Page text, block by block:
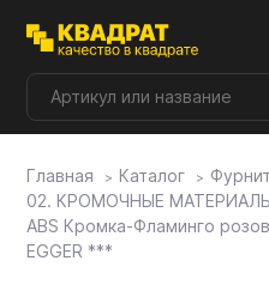
Плитные материалы
Фурнитура
Главная Каталог
02. КРОМОЧНЫЕ
ABS Кромка-Фламинго
EGGER ***